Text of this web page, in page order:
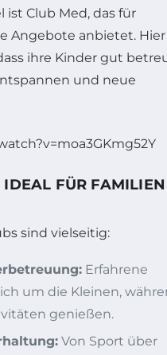
ist Club Med, das für
Angebote anbietet. Hier
ihre Kinder gut
und neue
FÜR FAMILIEN
sind vielseitig:
Erfahrene
um die Kleinen,
genießen.
Von Sport über